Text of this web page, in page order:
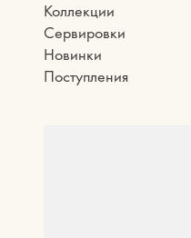
Коллекции
Сервировки
Новинки
Поступления